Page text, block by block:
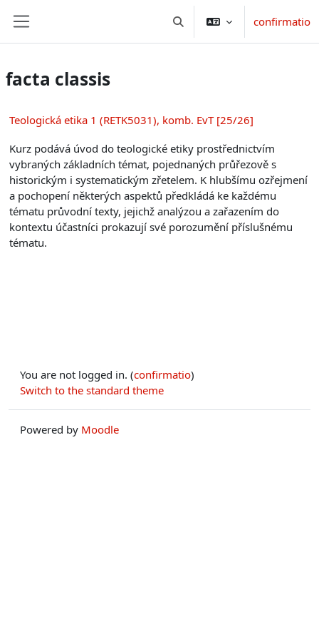
Toggle search inputconfirmatio
facta classis
Teologická etika 1 (RETK5031), komb. EvT [25/26]
Kurz podává úvod do teologické etiky prostřednictvím
vybraných základních témat, pojednaných průřezově s
historickým i systematickým zřetelem. K hlubšímu ozřejmení
a pochopení některých aspektů předkládá ke každému
tématu průvodní texty, jejichž analýzou a zařazením do
kontextu účastníci prokazují své porozumění příslušnému
tématu.
You are not logged in. (confirmatio)
Switch to the standard theme
Powered by Moodle